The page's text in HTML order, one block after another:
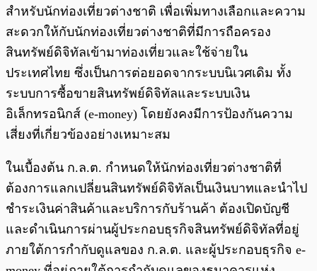
สำหรับนักท่องเที่ยวต่างชาติ เพื่อเพิ่มทางเลือกและความ
สะดวกให้กับนักท่องเที่ยวต่างชาติที่มีการถือครอง
สินทรัพย์ดิจิทัลเข้ามาท่องเที่ยวและใช้จ่ายใน
ประเทศไทย ซึ่งเป็นการต่อยอดจากระบบนิเวศเดิม ทั้ง
ระบบการซื้อขายสินทรัพย์ดิจิทัลและระบบเงิน
อิเล็กทรอนิกส์ (e-money) โดยยังคงมีการป้องกันความ
เสี่ยงที่เกี่ยวข้องอย่างเหมาะสม
ในเบื้องต้น ก.ล.ต. กำหนดให้นักท่องเที่ยวต่างชาติที่
ต้องการแลกเปลี่ยนสินทรัพย์ดิจิทัลเป็นเงินบาทและนำไป
ชำระเงินค่าสินค้าและบริการกับร้านค้า ต้องเปิดบัญชี
และดำเนินการผ่านผู้ประกอบธุรกิจสินทรัพย์ดิจิทัลที่อยู่
ภายใต้การกำกับดูแลของ ก.ล.ต. และผู้ประกอบธุรกิจ e-